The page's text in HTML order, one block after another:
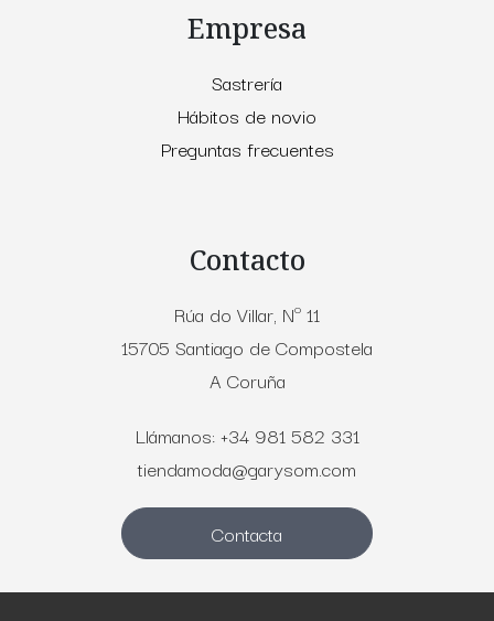
Empresa
Sastrería
Hábitos de novio
Preguntas frecuentes
Contacto
Rúa do Villar, Nº 11
15705 Santiago de Compostela
A Coruña
Llámanos: +34 981 582 331
tiendamoda@garysom.com
Contacta